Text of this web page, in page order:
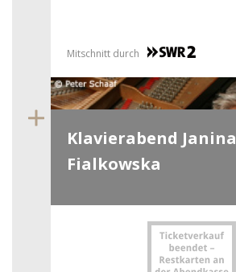
Mitschnitt durch
Klavierabend Janina
Fialkowska